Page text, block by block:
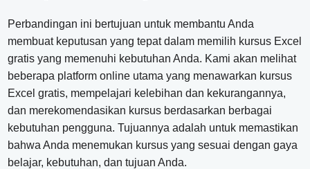
Perbandingan ini bertujuan untuk membantu Anda
membuat keputusan yang tepat dalam memilih kursus Excel
gratis yang memenuhi kebutuhan Anda. Kami akan melihat
beberapa platform online utama yang menawarkan kursus
Excel gratis, mempelajari kelebihan dan kekurangannya,
dan merekomendasikan kursus berdasarkan berbagai
kebutuhan pengguna. Tujuannya adalah untuk memastikan
bahwa Anda menemukan kursus yang sesuai dengan gaya
belajar, kebutuhan, dan tujuan Anda.